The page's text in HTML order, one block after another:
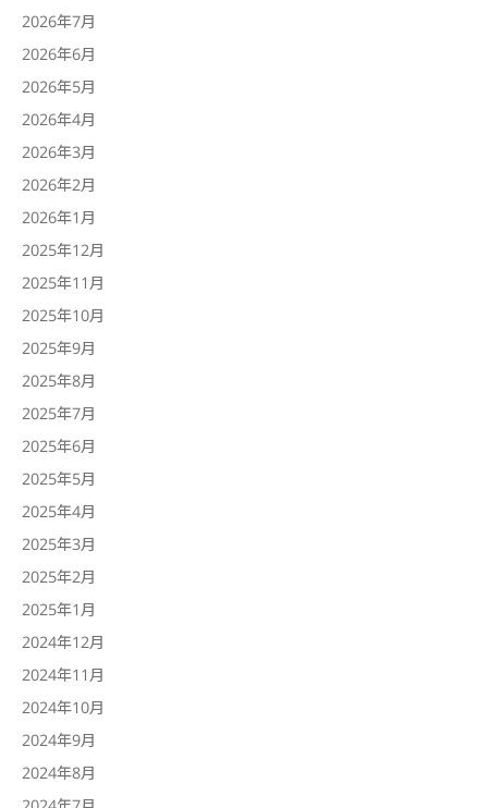
2026年7月
2026年6月
2026年5月
2026年4月
2026年3月
2026年2月
2026年1月
2025年12月
2025年11月
2025年10月
2025年9月
2025年8月
2025年7月
2025年6月
2025年5月
2025年4月
2025年3月
2025年2月
2025年1月
2024年12月
2024年11月
2024年10月
2024年9月
2024年8月